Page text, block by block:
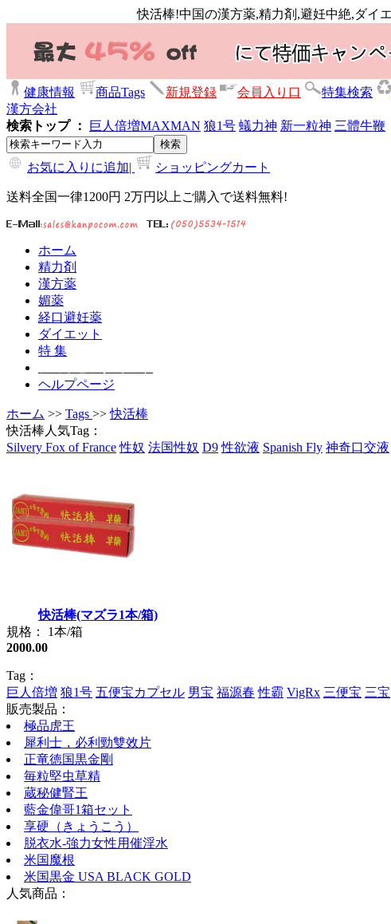
快活棒!中国の漢方薬,精力剤,避妊中絶,ダイ
健康情報 商品Tags 新規登録 会員入り口 特集検索
漢方会社
検索トップ ：
巨人倍増MAXMAN 狼1号 蟻力神 新一粒神 三體牛鞭
お気に入りに追加| ショッピングカート
送料全国一律1200円 2万円以上ご購入で送料無料!
ホーム
精力剤
漢方薬
媚薬
経口避妊薬
ダイエット
特 集
ヘルプページ
ホーム >> Tags >>快活棒
快活棒人気Tag：
Silvery Fox of France 性奴 法国性奴 D9 性欲液 Spanish Fly 神奇口交液
快活棒(マズラ1本/箱)
規格： 1本/箱
2000.00
Tag：
巨人倍増 狼1号 五便宝カプセル 男宝 福源春 性霸 VigRx 三便宝 三宝
販売製品：
極品虎王
犀利士，必利勁雙效片
正竜徳国黒金剛
毎粒堅虫草精
蔵秘健腎王
藍金偉哥1箱セット
享硬（きょうこう）
脱衣水-強力女性用催淫水
米国魔根
米国黒金 USA BLACK GOLD
人気商品：